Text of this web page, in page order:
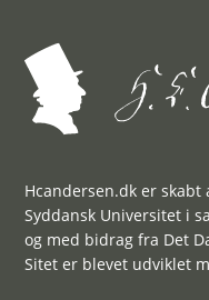
Hcandersen.dk er skabt
Syddansk Universitet i
og med bidrag fra Det
Sitet er blevet udviklet